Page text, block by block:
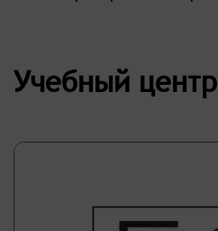
Учебный центр